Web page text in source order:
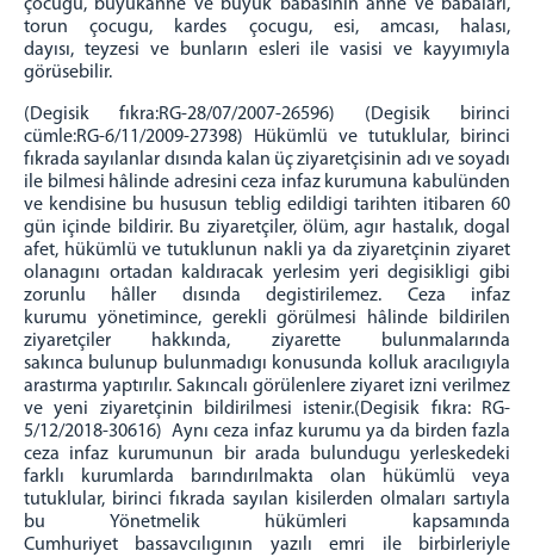
çocugu, büyükanne ve büyük babasının anne ve babaları,
torun çocugu, kardes çocugu, esi, amcası, halası,
dayısı, teyzesi ve bunların esleri ile vasisi ve kayyımıyla
görüsebilir.
(Degisik fıkra:RG-28/07/2007-26596) (Degisik birinci
cümle:RG-6/11/2009-27398) Hükümlü ve tutuklular,
birinci
fıkrada sayılanlar dısında kalan üç ziyaretçisinin adı ve soyadı
ile bilmesi hâlinde adresini ceza infaz kurumuna kabulünden
ve kendisine bu hususun teblig edildigi tarihten itibaren 60
gün içinde bildirir. Bu ziyaretçiler, ölüm, agır hastalık, dogal
afet, hükümlü ve tutuklunun nakli ya da ziyaretçinin ziyaret
olanagını ortadan kaldıracak yerlesim yeri degisikligi gibi
zorunlu hâller dısında degistirilemez. Ceza infaz
kurumu yönetimince, gerekli görülmesi hâlinde bildirilen
ziyaretçiler hakkında, ziyarette bulunmalarında
sakınca bulunup bulunmadıgı konusunda kolluk aracılıgıyla
arastırma yaptırılır. Sakıncalı görülenlere ziyaret izni verilmez
ve yeni ziyaretçinin bildirilmesi istenir.(Degisik fıkra: RG-
5/12/2018-30616) Aynı ceza infaz kurumu ya da birden fazla
ceza infaz kurumunun bir arada bulundugu yerleskedeki
farklı kurumlarda barındırılmakta olan hükümlü veya
tutuklular, birinci fıkrada sayılan kisilerden olmaları sartıyla
bu Yönetmelik hükümleri kapsamında
Cumhuriyet bassavcılıgının yazılı emri ile birbirleriyle